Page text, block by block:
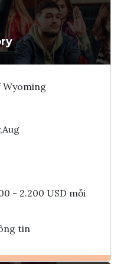
Tham vấn Interlink
- 2.200 USD mỗi
tin